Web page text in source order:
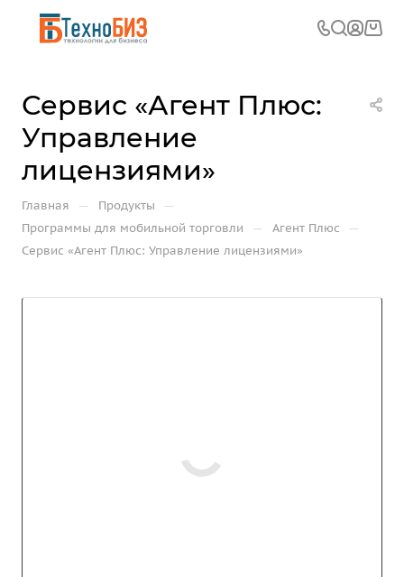
Сервис «Агент Плюс:
Управление
лицензиями»
Главная — Продукты —
Программы для мобильной торговли — Агент Плюс —
Сервис «Агент Плюс: Управление лицензиями»